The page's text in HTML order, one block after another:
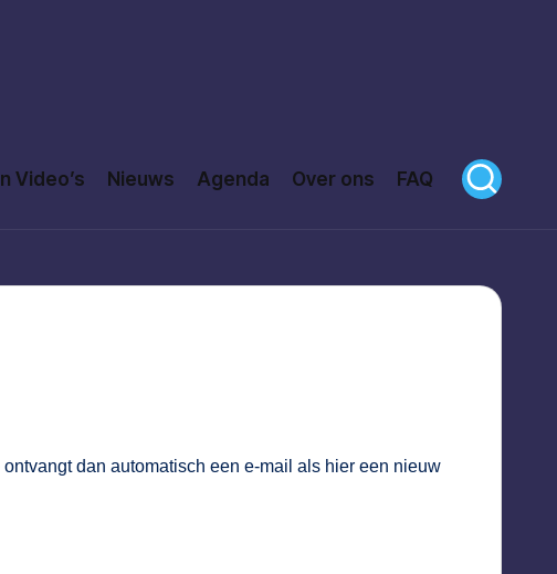
Video’s Nieuws Agenda Over ons FAQ
dan automatisch een e-mail als hier een nieuw